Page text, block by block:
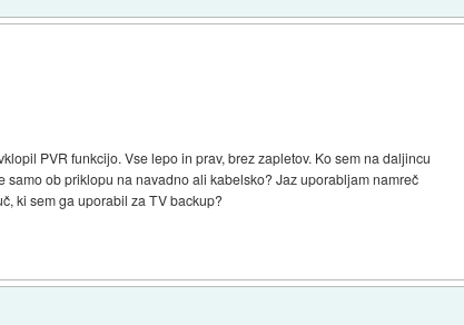
PVR funkcijo. Vse lepo in prav, brez zapletov. Ko sem na daljincu
ob priklopu na navadno ali kabelsko? Jaz uporabljam namreč
ki sem ga uporabil za TV backup?